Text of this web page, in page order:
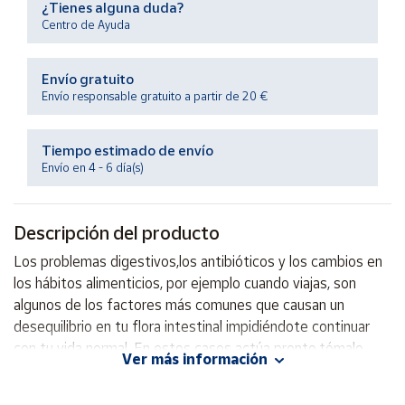
Productos
Solidarios
Ayuda
Centro
de ayuda
Contacto
Vendedores
Mapa de
vendedores
Hazte
vendedor
¿Tienes alguna duda?
Centro de Ayuda
Envío gratuito
Envío responsable gratuito a partir de 20 €
Tiempo estimado de envío
Envío en 4 - 6 día(s)
Descripción del producto
Los problemas digestivos,los antibióticos y los cambios en
los hábitos alimenticios, por ejemplo cuando viajas, son
algunos de los factores más comunes que causan un
desequilibrio en tu flora intestinal impidiéndote continuar
con tu vida normal. En estos casos actúa pronto,tómalo
desde el primer momento para defender tu flora intestinal.
Ver más información